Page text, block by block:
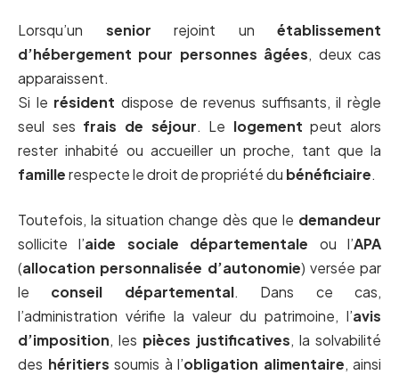
Lorsqu’un senior rejoint un établissement
d’hébergement pour personnes âgées, deux cas
apparaissent.
Si le résident dispose de revenus suffisants, il règle
seul ses frais de séjour. Le logement peut alors
rester inhabité ou accueiller un proche, tant que la
famillerespecte le droit de propriété du bénéficiaire.
Toutefois, la situation change dès que le demandeur
sollicite l’aide sociale départementale ou l’APA
(allocation personnalisée d’autonomie) versée par
le conseil départemental. Dans ce cas,
l’administration vérifie la valeur du patrimoine, l’avis
d’imposition, les pièces justificatives, la solvabilité
des héritiers soumis à l’obligation alimentaire, ainsi